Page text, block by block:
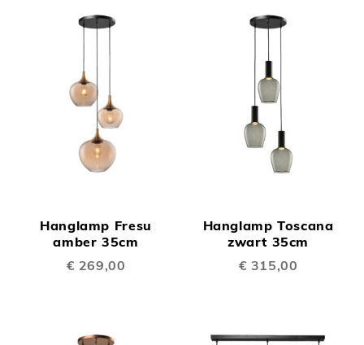
Hanglamp Fresu
amber 35cm
€ 269,00
Hanglamp Toscana
zwart 35cm
€ 315,00